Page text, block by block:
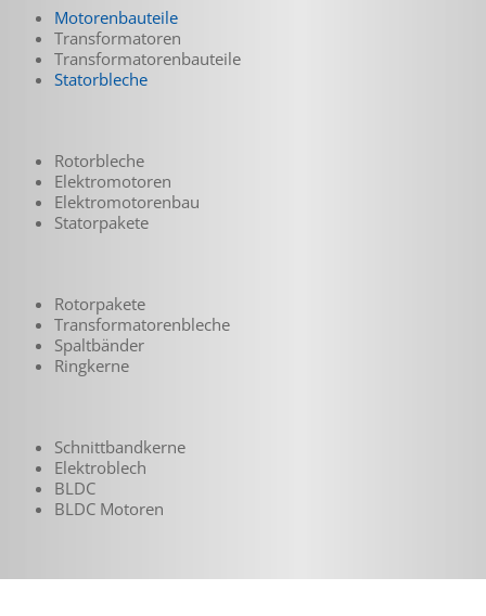
Motorenbauteile
Transformatoren
Transformatoren­bauteile
Statorbleche
Rotorbleche
Elektromotoren
Elektromotorenbau
Statorpakete
Rotorpakete
Transformatoren­bleche
Spaltbänder
Ringkerne
Schnittbandkerne
Elektroblech
BLDC
BLDC Motoren